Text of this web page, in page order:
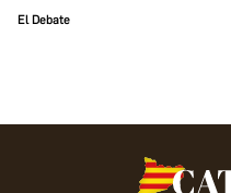
El Debate